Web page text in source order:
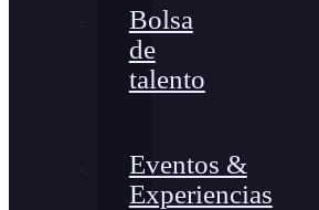
Bolsa
de
talento
Eventos &
Experiencias